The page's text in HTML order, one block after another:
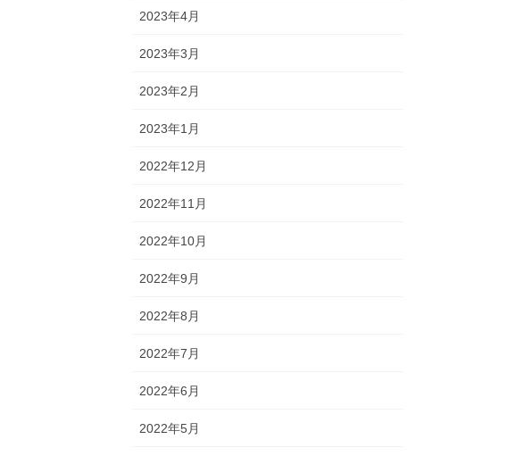
2023年4月
2023年3月
2023年2月
2023年1月
2022年12月
2022年11月
2022年10月
2022年9月
2022年8月
2022年7月
2022年6月
2022年5月